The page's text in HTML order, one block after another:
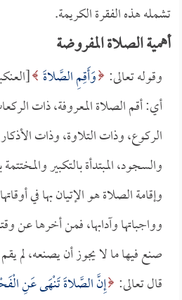
تشمله هذه الفقرة الكريمة.
أهمية الصلاة المفروضة
وقوله تعالى: وَأَقِمِ الصَّلاةَ
أي: أقم الصلاة المعروفة، ذات
الركوع، وذات التلاوة، وذات
والسجود، المبتدأة بالتكبير
وإقامة الصلاة هو الإتيان بها في
وواجباتها وآدابها، فمن أخرها عن
صنع فيها ما لا يجوز أن يصنعه، لم
قال تعالى: إِنَّ الصَّلاةَ تَنْهَى عَنِ